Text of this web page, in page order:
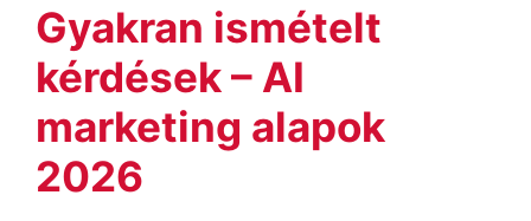
Gyakran ismételt
kérdések – AI
marketing alapok
2026